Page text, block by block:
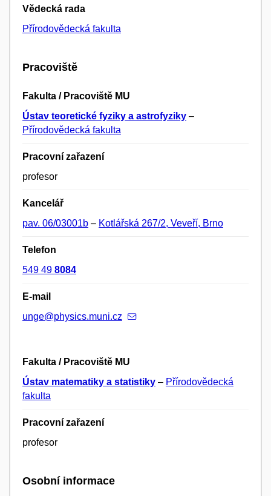
Vědecká rada
Přírodovědecká fakulta
Pracoviště
Fakulta / Pracoviště MU
Ústav teoretické fyziky a astrofyziky –
Přírodovědecká fakulta
Pracovní zařazení
profesor
Kancelář
pav. 06/03001b – Kotlářská 267/2, Veveří, Brno
Telefon
549 49 8084
E-mail
unge@physics.muni.cz
Fakulta / Pracoviště MU
Ústav matematiky a statistiky – Přírodovědecká
fakulta
Pracovní zařazení
profesor
Osobní informace